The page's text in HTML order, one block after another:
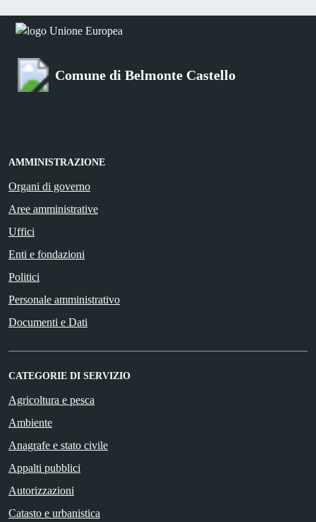
Comune di Belmonte Castello
AMMINISTRAZIONE
Organi di governo
Aree amministrative
Uffici
Enti e fondazioni
Politici
Personale amministrativo
Documenti e Dati
CATEGORIE DI SERVIZIO
Agricoltura e pesca
Ambiente
Anagrafe e stato civile
Appalti pubblici
Autorizzazioni
Catasto e urbanistica